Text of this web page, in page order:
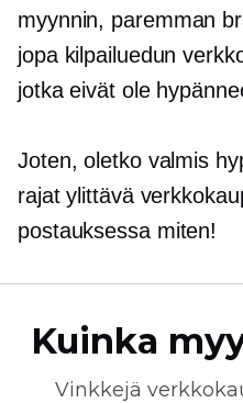
myynnin, paremman
jopa kilpailuedun
jotka eivät ole
Joten, oletko valmis
rajat ylittävä
postauksessa miten!
Kuinka
Vinkkejä